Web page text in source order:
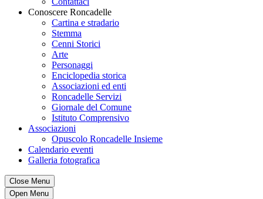
Conoscere Roncadelle
Cartina e stradario
Stemma
Cenni Storici
Arte
Personaggi
Enciclopedia storica
Associazioni ed enti
Roncadelle Servizi
Giornale del Comune
Istituto Comprensivo
Associazioni
Opuscolo Roncadelle Insieme
Calendario eventi
Galleria fotografica
Close Menu
Open Menu